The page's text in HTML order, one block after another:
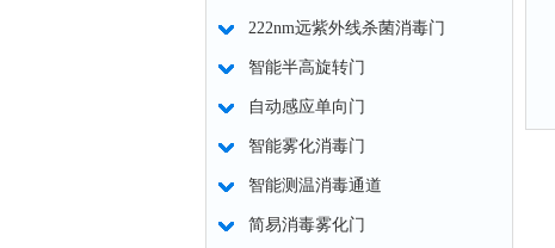
222nm远紫外线杀菌消毒门
智能半高旋转门
自动感应单向门
智能雾化消毒门
智能测温消毒通道
简易消毒雾化门